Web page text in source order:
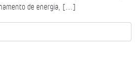
de energia, […]